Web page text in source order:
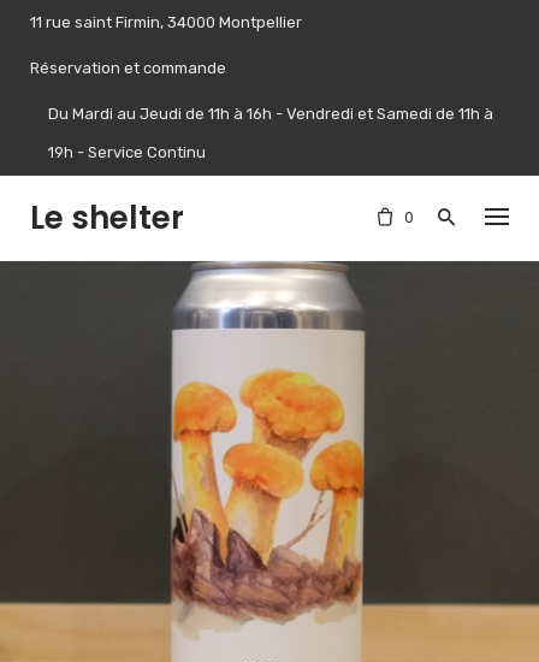
content
11 rue saint Firmin, 34000 Montpellier
Réservation et commande
Du Mardi au Jeudi de 11h à 16h - Vendredi et Samedi de 11h à
19h - Service Continu
Le shelter 0